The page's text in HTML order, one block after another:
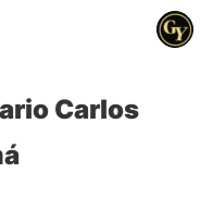
Carlos